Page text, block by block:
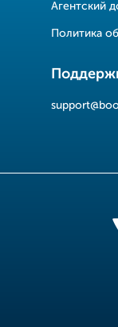
Агентский
Политика